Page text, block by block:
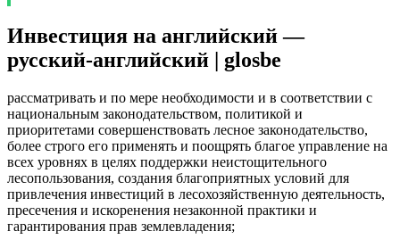
Инвестиция на английский —
русский-английский | glosbe
рассматривать и по мере необходимости и в соответствии с
национальным законодательством, политикой и
приоритетами совершенствовать лесное законодательство,
более строго его применять и поощрять благое управление на
всех уровнях в целях поддержки неистощительного
лесопользования, создания благоприятных условий для
привлечения инвестиций в лесохозяйственную деятельность,
пресечения и искоренения незаконной практики и
гарантирования прав землевладения;